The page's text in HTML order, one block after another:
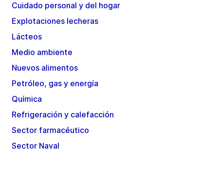
Cuidado personal y del hogar
Explotaciones lecheras
Lácteos
Medio ambiente
Nuevos alimentos
Petróleo, gas y energía
Química
Refrigeración y calefacción
Sector farmacéutico
Sector Naval